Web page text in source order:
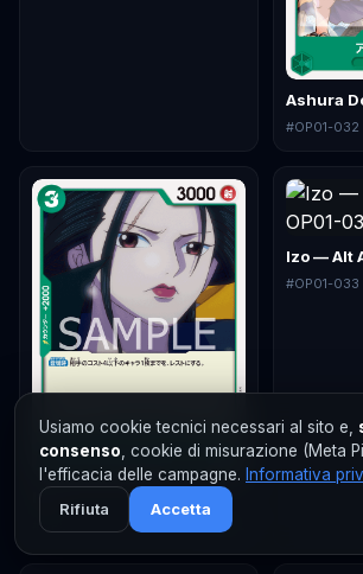
Ashura
#OP01-032
Izo
#OP01-033 · UC 0,11 €
Izo — Alt
#OP01-033
Usiamo cookie tecnici necessari al sito e,
consenso , cookie di misurazione (Meta
l'efficacia delle campagne. Informativa
Rifiuta
Accetta